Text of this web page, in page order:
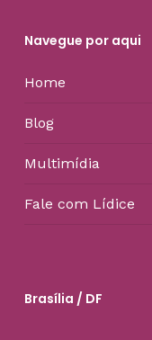
Navegue por aqui
Home
Blog
Multimídia
Fale com Lídice
Brasília / DF